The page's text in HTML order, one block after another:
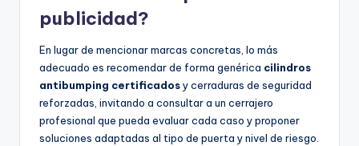
publicidad?
En lugar de mencionar marcas concretas, lo más
adecuado es recomendar de forma genérica cilindros
antibumping certificadosy cerraduras de seguridad
reforzadas, invitando a consultar a un cerrajero
profesional que pueda evaluar cada caso y proponer
soluciones adaptadas al tipo de puerta y nivel de riesgo.